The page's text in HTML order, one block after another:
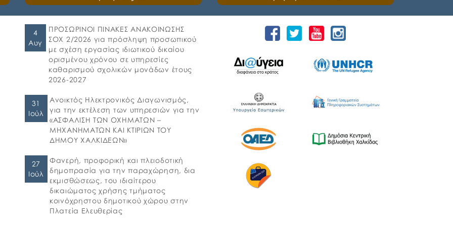
και τους κηδεμόνες ότι, ξεκίνησε η
ηλεκτρονική υποβολή αιτήσεων για τη
συμμετοχή στο πρόγραμμα «Προώθηση και
υποστήριξη παιδιών για την ένταξή τους
στην προσχολική εκπαίδευση καθώς και για
τη πρόσβαση παιδιών σχολικής ηλικίας,
εφήβων και ατόμων με αναπηρία, σε
υπηρεσίες δημιουργικής απασχόλησης» για
Ναυτική Εβδομάδα Χαλκίδας χθες, Σάββατο
18 Ιουλίου 2026, που διοργανώνουν ο Δήμος
Χαλκιδέων και η Ιερά Μητρόπολη Χαλκίδος,
Ιστιαίας και Βορείων Σποράδων, με την
Ελλάδας και του Ο.Π.Α.ΣΤ.Ε, του Οργανισμού
Λιμένων Ν. Εύβοιας και του Επιμελητηρίου
Εύβοιας. ⚓️Η επίσημη έναρξη
4
Αυγ
ΠΡΟΣΩΡΙΝΟΙ ΠΙΝΑΚΕΣ ΑΝΑΚΟΙΝΩΣΗΣ
ΣΟΧ 2/2026 για πρόσληψη προσωπικού
με σχέση εργασίας ιδιωτικού δικαίου
ορισμένου χρόνου σε υπηρεσίες
καθαρισμού σχολικών μονάδων έτους
2026-2027
31
Ιούλ
Ανοικτός Ηλεκτρονικός Διαγωνισμός,
για την εκτέλεση των υπηρεσιών για την
«ΑΣΦΑΛΙΣΗ ΤΩΝ ΟΧΗΜΑΤΩΝ –
ΜΗΧΑΝΗΜΑΤΩΝ ΚΑΙ ΚΤΙΡΙΩΝ ΤΟΥ
ΔΗΜΟΥ ΧΑΛΚΙΔΕΩΝ»
27
Ιούλ
Φανερή, προφορική και πλειοδοτική
δημοπρασία για την παραχώρηση, δια
εκμισθώσεως, του ιδιαίτερου
δικαιώματος χρήσης τμήματος
κοινόχρηστου δημοτικού χώρου στην
Πλατεία Ελευθερίας